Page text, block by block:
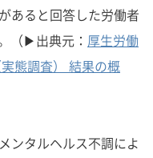
あると回答した労働者
（▶出典元： 厚生労働
態調査） 結果の概
ンタルヘルス不調によ